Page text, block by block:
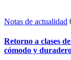
Notas de actualidad
Retorno a clases
cómodo y